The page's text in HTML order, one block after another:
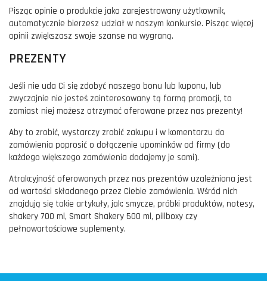
Pisząc opinie o produkcie jako zarejestrowany użytkownik,
automatycznie bierzesz udział w naszym konkursie. Pisząc więcej
opinii zwiększasz swoje szanse na wygraną.
PREZENTY
Jeśli nie uda Ci się zdobyć naszego bonu lub kuponu, lub
zwyczajnie nie jesteś zainteresowany tą formą promocji, to
zamiast niej możesz otrzymać oferowane przez nas prezenty!
Aby to zrobić, wystarczy zrobić zakupu i w komentarzu do
zamówienia poprosić o dołączenie upominków od firmy (do
każdego większego zamówienia dodajemy je sami).
Atrakcyjność oferowanych przez nas prezentów uzależniona jest
od wartości składanego przez Ciebie zamówienia. Wśród nich
znajdują się takie artykuły, jak: smycze, próbki produktów, notesy,
shakery 700 ml, Smart Shakery 500 ml, pillboxy czy
pełnowartościowe suplementy.